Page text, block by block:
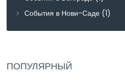
События в Нови-Саде (1)
ПОПУЛЯРНЫЙ